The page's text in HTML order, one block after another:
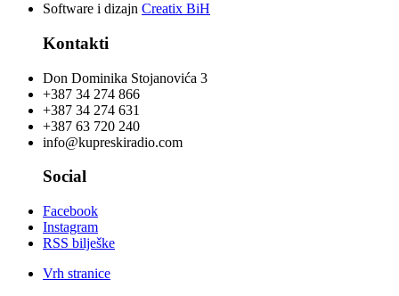
Software i dizajn Creatix BiH
Kontakti
Don Dominika Stojanovića 3
+387 34 274 866
+387 34 274 631
+387 63 720 240
info@kupreskiradio.com
Social
Facebook
Instagram
RSS bilješke
Vrh stranice